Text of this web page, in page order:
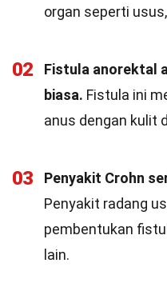
organ seperti
02
Fistula anorektal
biasa. Fistula ini
anus dengan kulit
03
Penyakit Crohn
Penyakit radang
pembentukan
lain.